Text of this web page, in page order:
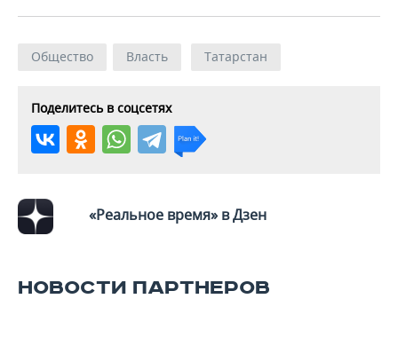
Общество Власть Татарстан
Поделитесь в соцсетях
«Реальное время» в Дзен
НОВОСТИ ПАРТНЕРОВ